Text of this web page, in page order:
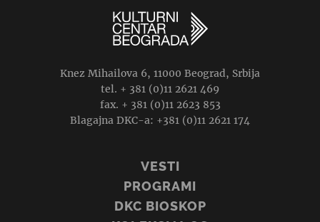
Knez Mihailova 6, 11000 Beograd, Srbija
tel. + 381 (0)11 2621 469
fax. + 381 (0)11 2623 853
Blagajna DKC-a: +381 (0)11 2621 174
VESTI
PROGRAMI
DKC BIOSKOP